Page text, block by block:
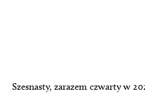
Szesnasty, zarazem czwarty w